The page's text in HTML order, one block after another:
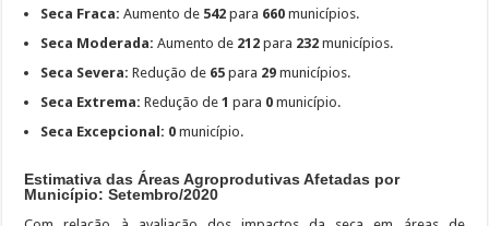
Seca Fraca:Aumento de 542para 660municípios.
Seca Moderada: Aumento de 212para 232 municípios.
Seca Severa: Redução de 65 para 29municípios.
Seca Extrema:Redução de 1para 0município.
Seca Excepcional: 0 município.
Estimativa das Áreas Agroprodutivas Afetadas por
Município: Setembro/2020